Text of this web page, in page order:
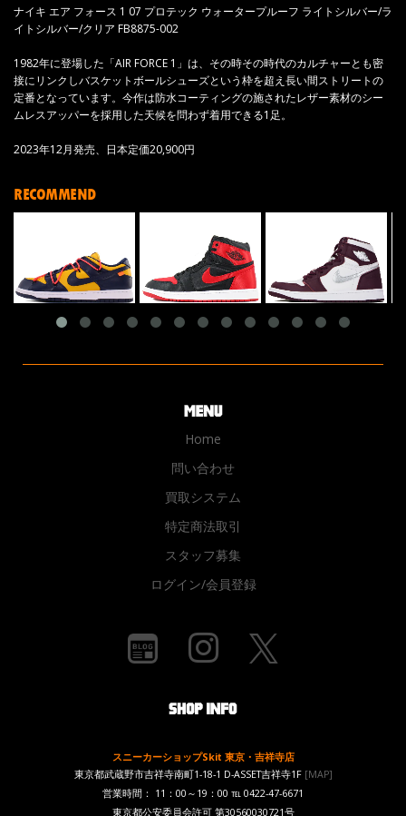
ナイキ エア フォース 1 07 プロテック ウォータープルーフ ライトシルバー/ラ
イトシルバー/クリア FB8875-002
1982年に登場した「AIR FORCE 1」は、その時その時代のカルチャーとも密
接にリンクしバスケットボールシューズという枠を超え長い間ストリートの
定番となっています。今作は防水コーティングの施されたレザー素材のシー
ムレスアッパーを採用した天候を問わず着用できる1足。
2023年12月発売、日本定価20,900円
RECOMMEND
Home
問い合わせ
買取システム
特定商法取引
スタッフ募集
ログイン/会員登録
スニーカーショップSkit 東京・吉祥寺店
東京都武蔵野市吉祥寺南町1-18-1 D-ASSET吉祥寺1F [MAP]
営業時間： 11：00～19：00 ℡ 0422-47-6671
東京都公安委員会許可 第30560030721号